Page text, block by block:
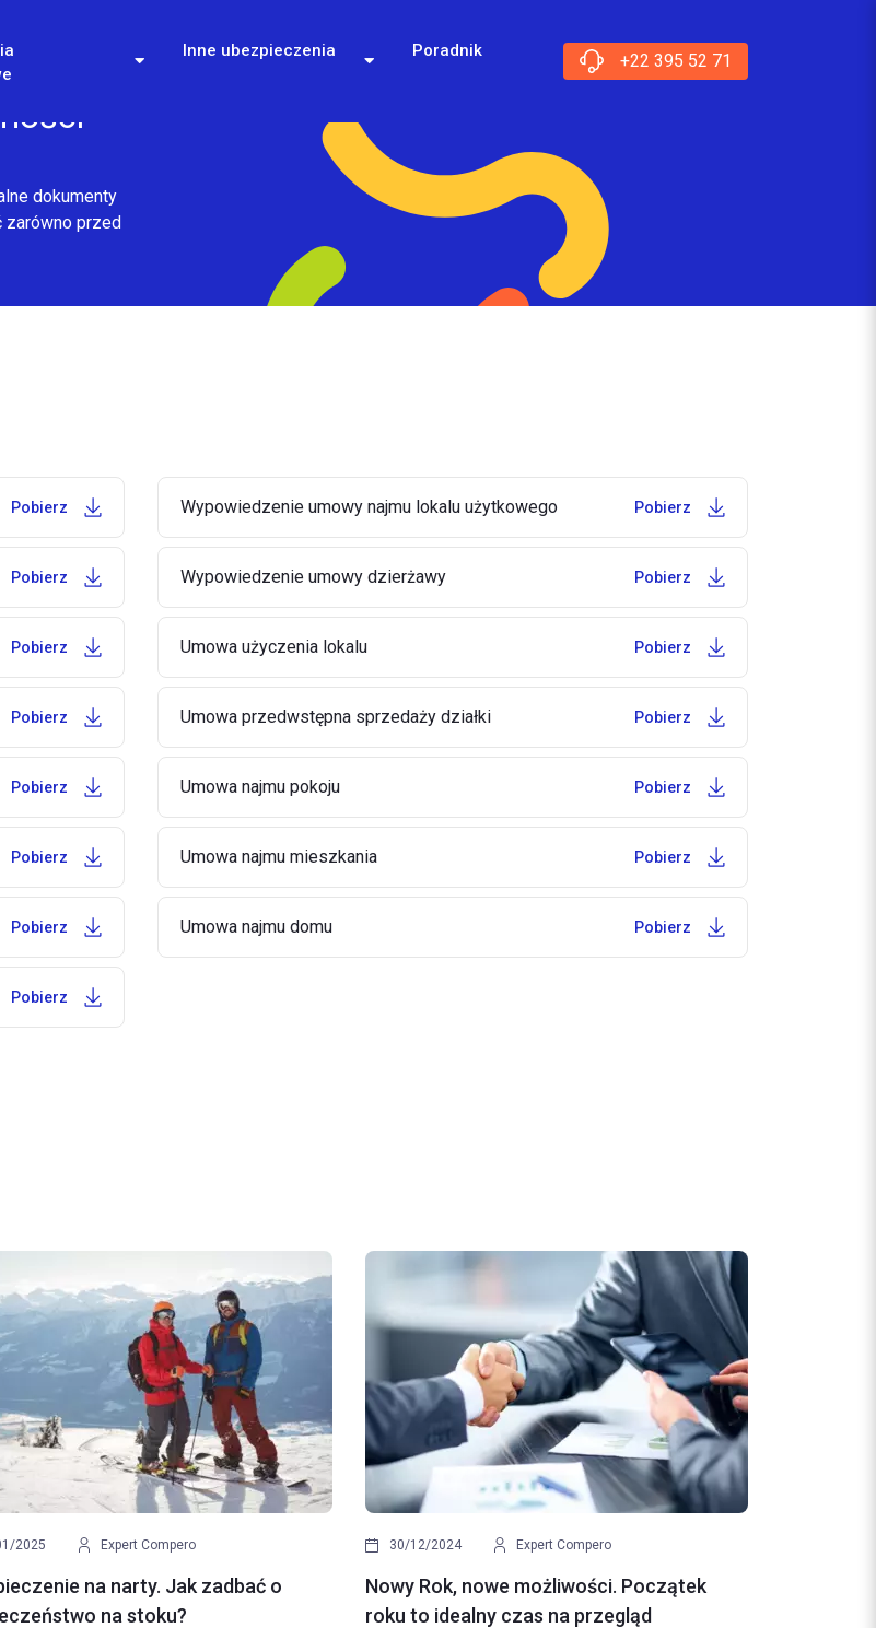
Inne ubezpieczenia Poradnik +22 395 52 71
dokumenty
zarówno przed
Pobierz Wypowiedzenie umowy najmu lokalu użytkowego Pobierz
Pobierz Wypowiedzenie umowy dzierżawy Pobierz
Pobierz Umowa użyczenia lokalu Pobierz
Pobierz Umowa przedwstępna sprzedaży działki Pobierz
Pobierz Umowa najmu pokoju Pobierz
Pobierz Umowa najmu mieszkania Pobierz
Pobierz Umowa najmu domu Pobierz
Pobierz
2025 Expert Compero
na narty. Jak zadbać o
na stoku?
30/12/2024 Expert Compero
Nowy Rok, nowe możliwości. Początek
roku to idealny czas na przegląd